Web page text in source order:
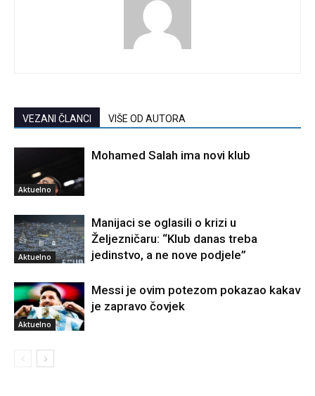
VEZANI ČLANCI VIŠE OD AUTORA
Aktuelno
Mohamed Salah ima novi klub
Aktuelno
Manijaci se oglasili o krizi u
Željezničaru: “Klub danas treba
jedinstvo, a ne nove podjele”
Aktuelno
Messi je ovim potezom pokazao kakav
je zapravo čovjek